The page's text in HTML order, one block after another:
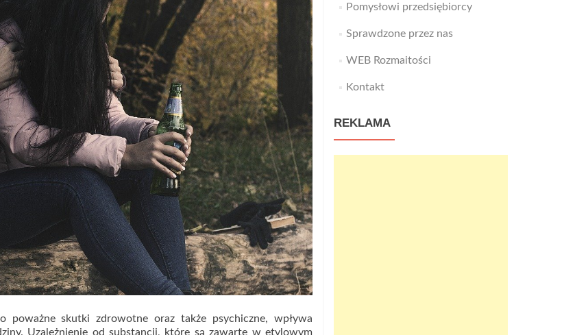
poważne skutki zdrowotne oraz także psychiczne, wpływa
Uzależnienie od substancji, które są zawarte w etylowym
Pomysłowi przedsiębiorcy
Sprawdzone przez nas
WEB Rozmaitości
Kontakt
REKLAMA